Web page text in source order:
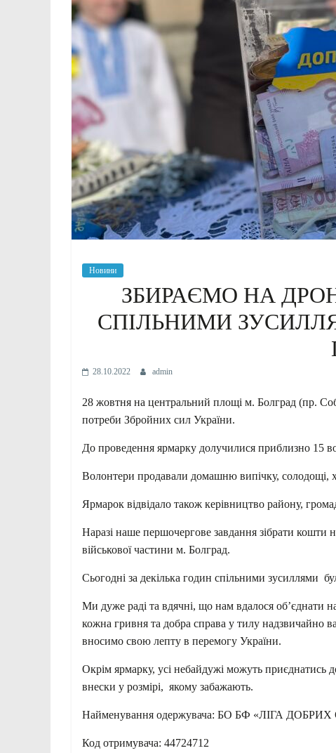
Новини
ЗБИРАЄМО НА
СПІЛЬНИМИ
28.10.2022 admin
28 жовтня на центральний площі м. Болград (пр.
потреби Збройних сил України.
До проведення ярмарку долучилися приблизно 15
Волонтери продавали домашню випічку, солодощі,
Ярмарок відвідало також керівництво району,
Наразі наше першочергове завдання зібрати кошти
військової частини м. Болград.
Сьогодні за декілька годин спільними зусиллями
Ми дуже раді та вдячні, що нам вдалося об’єднати
кожна гривня та добра справа у тилу надзвичайно
вносимо свою лепту в перемогу України.
Окрім ярмарку, усі небайдужі можуть приєднатись
внески у розмірі, якому забажають.
Найменування одержувача: БО БФ «ЛIГА
Код отримувача: 44724712